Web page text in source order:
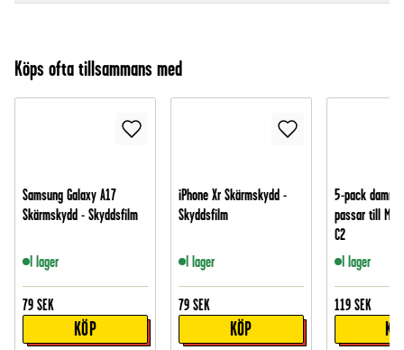
Köps ofta tillsammans med
Samsung Galaxy A17
Skärmskydd - Skyddsfilm
I lager
79 SEK
KÖP
iPhone Xr Skärmskydd -
Skyddsfilm
I lager
79 SEK
KÖP
5-pack
passar till
C2
I lager
119 SEK